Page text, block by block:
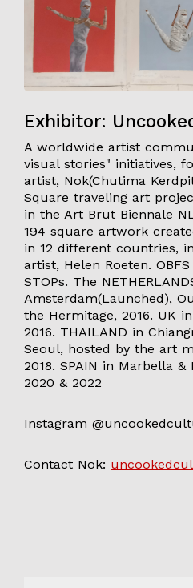
Exhibitor:
A worldwide artist
visual stories" initiatives,
artist, Nok(Chutima
Square traveling art
in the Art Brut Biennale
194 square artwork
in 12 different countries,
artist, Helen Roeten.
STOPs. The
Amsterdam(Launched),
the Hermitage, 2016. UK
2016. THAILAND in
Seoul, hosted by the art
2018. SPAIN in Marbella &
2020 & 2022
Instagram
Contact Nok: